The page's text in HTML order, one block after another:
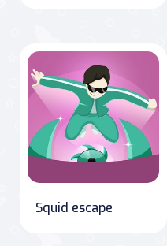
Squid escape